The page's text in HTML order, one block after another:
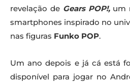
revelação de Gears POP!,um
smartphones inspirado no
nas figuras Funko POP.
Um ano depois e já cá está
disponível para jogar no